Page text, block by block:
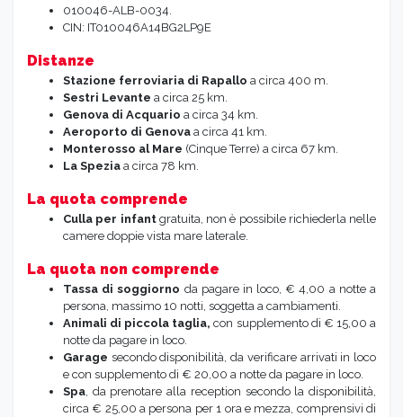
010046-ALB-0034.
CIN: IT010046A14BG2LP9E
Distanze
Stazione ferroviaria di Rapallo a circa 400 m.
Sestri Levante a circa 25 km.
Genova di Acquario a circa 34 km.
Aeroporto di Genova a circa 41 km.
Monterosso al Mare (Cinque Terre) a circa 67 km.
La Spezia a circa 78 km.
La quota comprende
Culla per infant gratuita, non è possibile richiederla nelle
camere doppie vista mare laterale.
La quota non comprende
Tassa di soggiorno da pagare in loco, € 4,00 a notte a
persona, massimo 10 notti, soggetta a cambiamenti.
Animali di piccola taglia, con supplemento di € 15,00 a
notte da pagare in loco.
Garage secondo disponibilità, da verificare arrivati in loco
e con supplemento di € 20,00 a notte da pagare in loco.
Spa , da prenotare alla reception secondo la disponibilità,
circa € 25,00 a persona per 1 ora e mezza, comprensivi di